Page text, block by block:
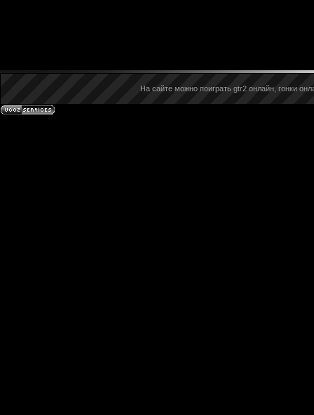
На сайте можно поиграть gtr2 онлайн, гонки